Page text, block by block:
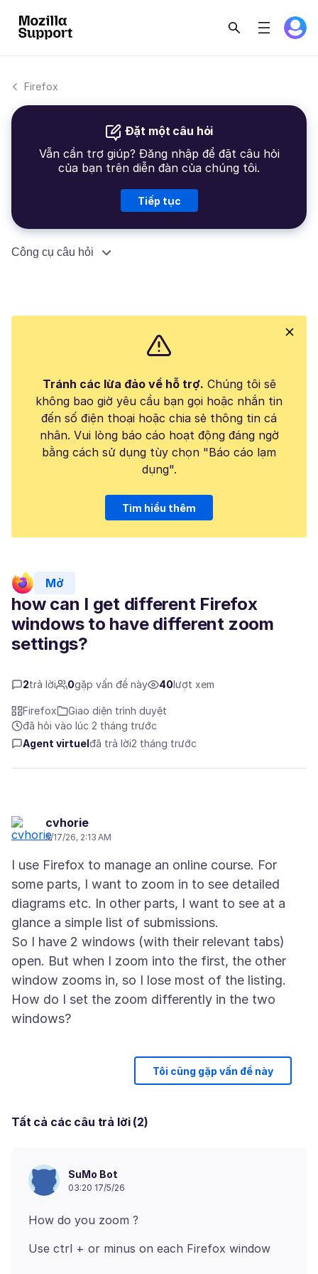
Firefox
Đặt một câu hỏi
Vẫn cần trợ giúp? Đăng nhập để đặt câu hỏi
của bạn trên diễn đàn của chúng tôi.
Tiếp tục
Công cụ câu hỏi
Tránh các lừa đảo về hỗ trợ. Chúng tôi sẽ
không bao giờ yêu cầu bạn gọi hoặc nhắn tin
đến số điện thoại hoặc chia sẻ thông tin cá
nhân. Vui lòng báo cáo hoạt động đáng ngờ
bằng cách sử dụng tùy chọn "Báo cáo lạm
dụng".
Tìm hiểu thêm
Mở
how can I get different Firefox
windows to have different zoom
settings?
2trả lời 0gặp vấn đề này 40lượt xem
Firefox
Giao diện trình duyệt
đã hỏi vào lúc 2 tháng trước
Agent virtuelđã trả lời2 tháng trước
cvhorie
5/17/26, 2:13 AM
I use Firefox to manage an online course. For
some parts, I want to zoom in to see detailed
diagrams etc. In other parts, I want to see at a
glance a simple list of submissions.
So I have 2 windows (with their relevant tabs)
open. But when I zoom into the first, the other
window zooms in, so I lose most of the listing.
How do I set the zoom differently in the two
Tôi cũng gặp vấn đề này
Tất cả các câu trả lời (2)
SuMo Bot
03:20 17/5/26